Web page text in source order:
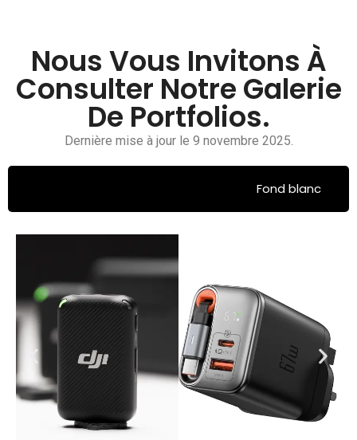
Nous Vous Invitons À
Consulter Notre Galerie
De Portfolios.
Dernière mise à jour le 9 novembre 2025.
Fond blanc